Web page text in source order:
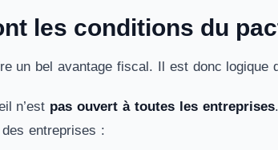
les conditions du
un bel avantage fiscal. Il est donc logique
n’est pas ouvert à toutes les entreprises
entreprises :